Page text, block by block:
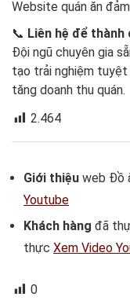
Website quán ăn
📞 Liên hệ để thành
Đội ngũ chuyên gia
tạo trải nghiệm tuyệt
tăng doanh thu quán.
2.464
Giới thiệu web Đồ
Youtube
Khách hàng đã
thực Xem Video
0